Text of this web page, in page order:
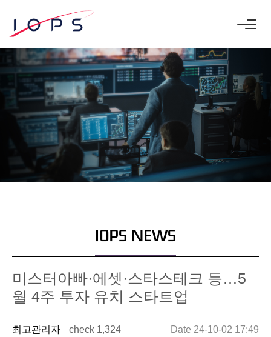
IOPS NEWS
미스터아빠·에셋·스타스테크 등…5
월 4주 투자 유치 스타트업
최고관리자 check 1,324 Date 24-10-02 17:49